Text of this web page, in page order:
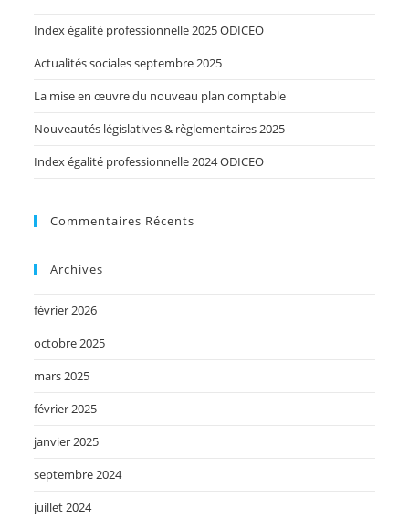
Index égalité professionnelle 2025 ODICEO
Actualités sociales septembre 2025
La mise en œuvre du nouveau plan comptable
Nouveautés législatives & règlementaires 2025
Index égalité professionnelle 2024 ODICEO
Commentaires Récents
Archives
février 2026
octobre 2025
mars 2025
février 2025
janvier 2025
septembre 2024
juillet 2024